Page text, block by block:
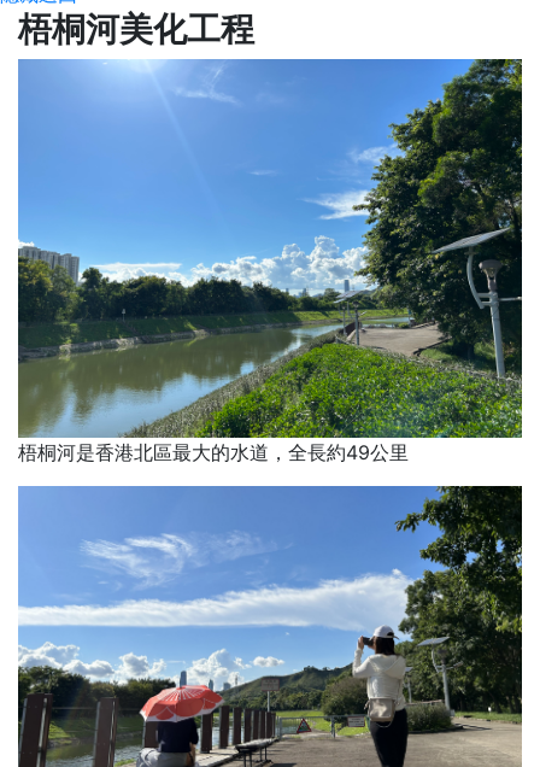
梧桐河美化工程
梧桐河是香港北區最大的水道，全長約49公里